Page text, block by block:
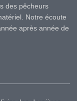
des pêcheurs
Notre écoute
après année de